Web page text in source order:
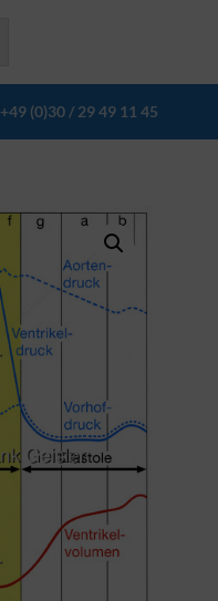
+49 (0)30 / 29 49 11 45